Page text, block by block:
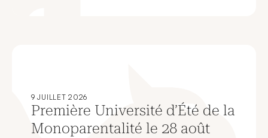
9 JUILLET 2026
Première Université d’Été de la
Monoparentalité le 28 août